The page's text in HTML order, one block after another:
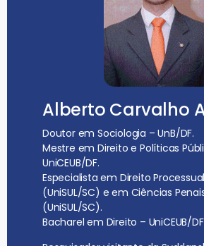
Alberto Carvalho
Doutor em Sociologia – UnB/DF.
Mestre em Direito e Políticas
UniCEUB/DF.
Especialista em Direito Processual
(UniSUL/SC) e em Ciências
(UniSUL/SC).
Bacharel em Direito – UniCEUB/